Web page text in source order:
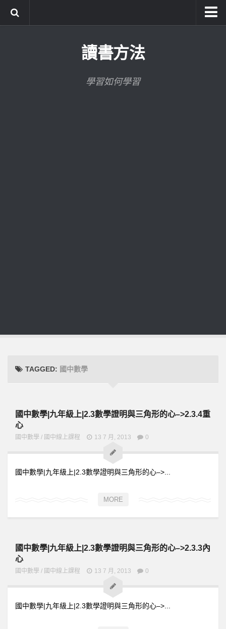
讀書方法
學習如何學習
TAGGED: 國中數學
國中數學|九年級上|2.3數學證明與三角形的心–>2.3.4重
心
國中數學 / 國中線上課程 13 7 月, 2013 0
國中數學|九年級上|2.3數學證明與三角形的心–>...
MORE
國中數學|九年級上|2.3數學證明與三角形的心–>2.3.3內
心
國中數學 / 國中線上課程 13 7 月, 2013 0
國中數學|九年級上|2.3數學證明與三角形的心–>...